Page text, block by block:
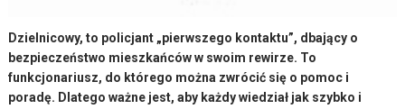
Dzielnicowy, to policjant „pierwszego kontaktu”, dbający o
bezpieczeństwo mieszkańców w swoim rewirze. To
funkcjonariusz, do którego można zwrócić się o pomoc i
poradę. Dlatego ważne jest, aby każdy wiedział jak szybko i